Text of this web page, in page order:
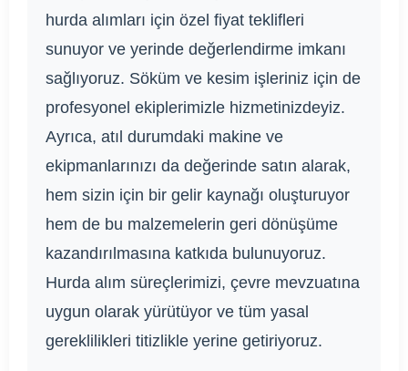
hurda alımları için özel fiyat teklifleri
sunuyor ve yerinde değerlendirme imkanı
sağlıyoruz. Söküm ve kesim işleriniz için de
profesyonel ekiplerimizle hizmetinizdeyiz.
Ayrıca, atıl durumdaki makine ve
ekipmanlarınızı da değerinde satın alarak,
hem sizin için bir gelir kaynağı oluşturuyor
hem de bu malzemelerin geri dönüşüme
kazandırılmasına katkıda bulunuyoruz.
Hurda alım süreçlerimizi, çevre mevzuatına
uygun olarak yürütüyor ve tüm yasal
gereklilikleri titizlikle yerine getiriyoruz.